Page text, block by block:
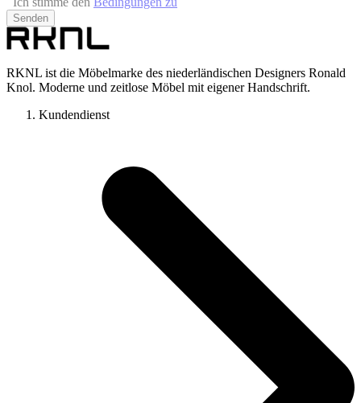
Senden
RKNL ist die Möbelmarke des niederländischen Designers Ronald
Knol. Moderne und zeitlose Möbel mit eigener Handschrift.
Kundendienst